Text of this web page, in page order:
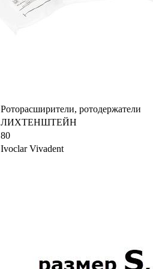
Роторасширители, ротодержатели
ЛИХТЕНШТЕЙН
80
Ivoclar Vivadent